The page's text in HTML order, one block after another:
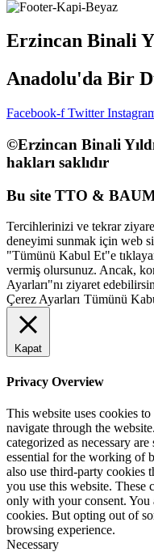
Erzincan Binali
Anadolu'da Bir
Facebook-f Twitter
©Erzincan Binali
hakları saklıdır
Bu site TTO &
Tercihlerinizi ve tekrar
deneyimi sunmak için web
"Tümünü Kabul Et"e
vermiş olursunuz. Ancak,
Ayarları"nı ziyaret
Çerez Ayarları Tümünü
Kapat
Privacy Overview
This website uses cookies
navigate through the
categorized as necessary
essential for the working of
also use third-party cookies
you use this website.
only with your consent. You
cookies. But opting out of
browsing experience.
Necessary